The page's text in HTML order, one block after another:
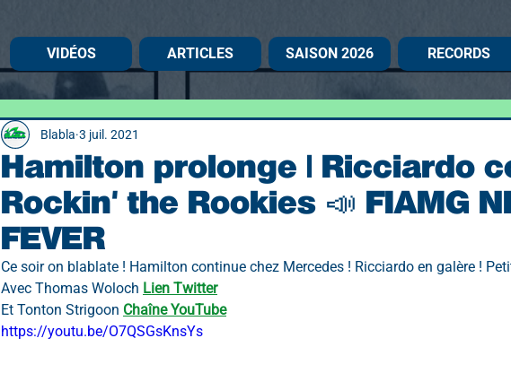
VIDÉOS ARTICLES SAISON 2026 RECORDS
Hamilton prolonge | Ricciardo
Rockin' the Rookies 📣 FIAMG
FEVER
Blabla 3 juil. 2021
Ce soir on blablate ! Hamilton continue chez Mercedes ! Ricciardo en galère !
Avec Thomas Woloch Lien Twitter
Et Tonton Strigoon Chaîne YouTube
https://youtu.be/O7QSGsKnsYs